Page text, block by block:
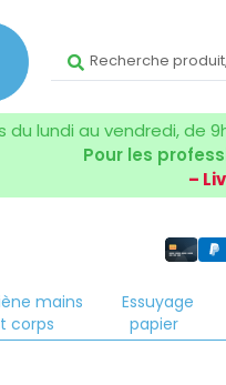
lundi au vendredi, de
Pour les
–
mains
corps
Essuyage
papier